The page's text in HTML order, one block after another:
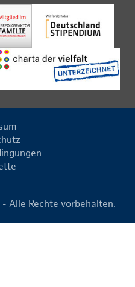
Alle Rechte vorbehalten.